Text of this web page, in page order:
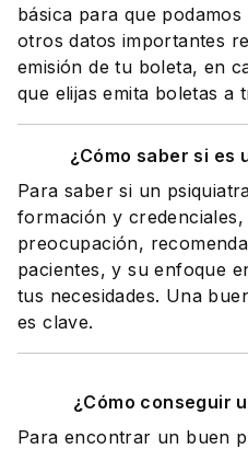
básica para que
otros datos importantes
emisión de tu boleta, en
que elijas emita boletas a
¿Cómo saber si es
Para saber si un
formación y
preocupación,
pacientes, y su enfoque
tus necesidades. Una
es clave.
¿Cómo conseguir
Para encontrar un buen